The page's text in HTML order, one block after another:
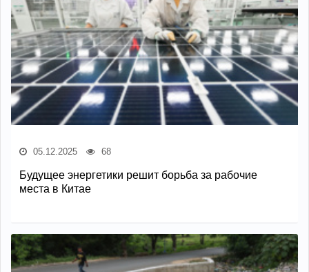
05.12.2025 68
Будущее энергетики решит борьба за рабочие
места в Китае